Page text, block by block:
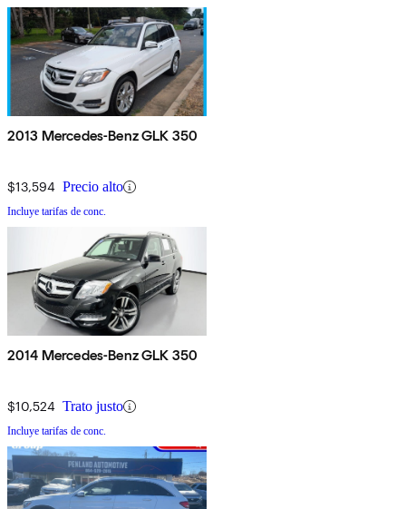
2013 Mercedes-Benz GLK 350
$13,594 Precio alto
Incluye tarifas de conc.
2014 Mercedes-Benz GLK 350
$10,524 Trato justo
Incluye tarifas de conc.